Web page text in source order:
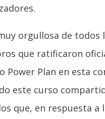
orgullosa de todos
que ratificaron
Power Plan en esta
este curso
que, en respuesta a